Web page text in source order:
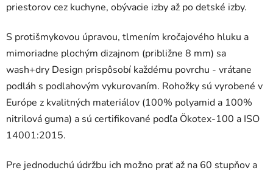
priestorov cez kuchyne, obývacie izby až po detské izby.
S protišmykovou úpravou, tlmením kročajového hluku a
mimoriadne plochým dizajnom (približne 8 mm) sa
wash+dry Design prispôsobí každému povrchu - vrátane
podláh s podlahovým vykurovaním. Rohožky sú vyrobené v
Európe z kvalitných materiálov (100% polyamid a 100%
nitrilová guma) a sú certifikované podľa Ökotex-100 a ISO
14001:2015.
Pre jednoduchú údržbu ich možno prať až na 60 stupňov a